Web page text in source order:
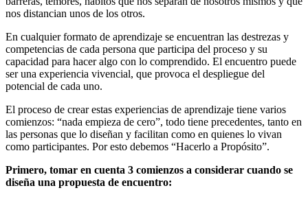
nos distancian unos de los otros.
En cualquier formato de aprendizaje se encuentran las destrezas y
competencias de cada persona que participa del proceso y su
capacidad para hacer algo con lo comprendido. El encuentro puede
ser una experiencia vivencial, que provoca el despliegue del
potencial de cada uno.
El proceso de crear estas experiencias de aprendizaje tiene varios
comienzos: “nada empieza de cero”, todo tiene precedentes, tanto en
las personas que lo diseñan y facilitan como en quienes lo vivan
como participantes. Por esto debemos “Hacerlo a Propósito”.
Primero, tomar en cuenta 3 comienzos a considerar cuando se
diseña una propuesta de encuentro: